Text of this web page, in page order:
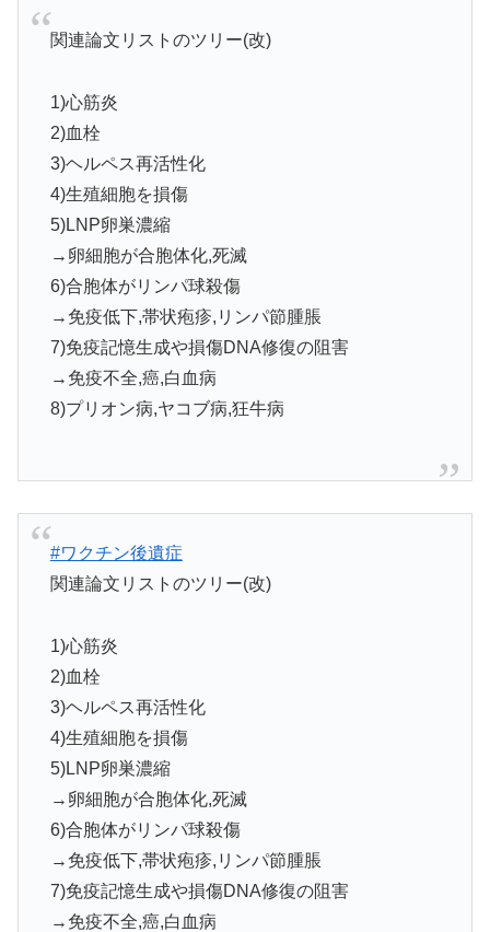
関連論文リストのツリー(改)
1)心筋炎
2)血栓
3)ヘルペス再活性化
4)生殖細胞を損傷
5)LNP卵巣濃縮
→卵細胞が合胞体化,死滅
6)合胞体がリンパ球殺傷
→免疫低下,帯状疱疹,リンパ節腫脹
7)免疫記憶生成や損傷DNA修復の阻害
→免疫不全,癌,白血病
8)プリオン病,ヤコブ病,狂牛病
#ワクチン後遺症
関連論文リストのツリー(改)
1)心筋炎
2)血栓
3)ヘルペス再活性化
4)生殖細胞を損傷
5)LNP卵巣濃縮
→卵細胞が合胞体化,死滅
6)合胞体がリンパ球殺傷
→免疫低下,帯状疱疹,リンパ節腫脹
7)免疫記憶生成や損傷DNA修復の阻害
→免疫不全,癌,白血病